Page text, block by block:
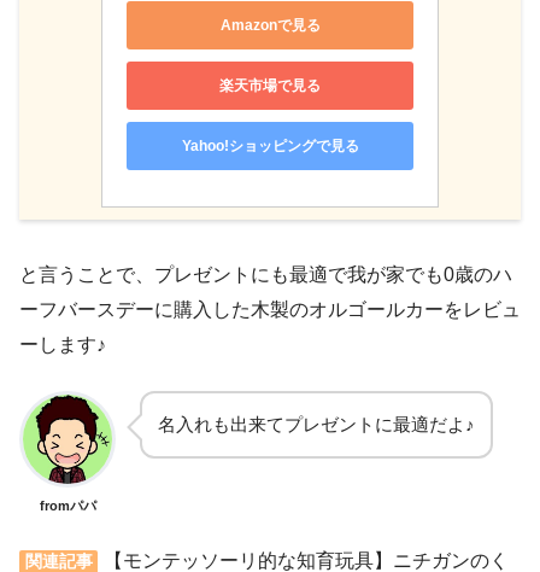
Amazonで見る
楽天市場で見る
Yahoo!ショッピングで見る
と言うことで、プレゼントにも最適で我が家でも0歳のハ
ーフバースデーに購入した木製のオルゴールカーをレビュ
ーします♪
fromパパ
名入れも出来てプレゼントに最適だよ♪
関連記事
【モンテッソーリ的な知育玩具】ニチガンのく